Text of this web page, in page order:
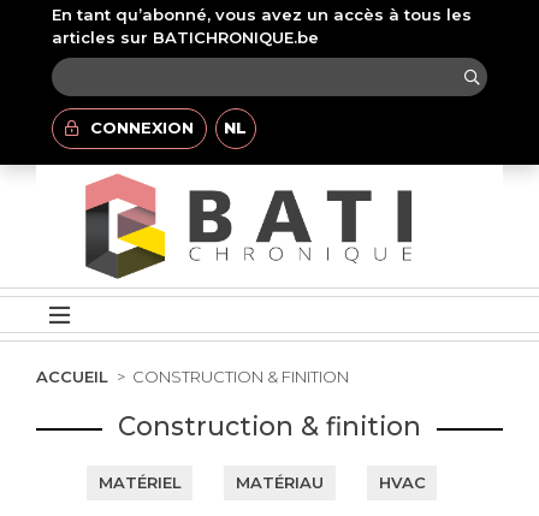
En tant qu’abonné, vous avez un accès à tous les
articles sur BATICHRONIQUE.be
CONNEXION NL
ACCUEIL CONSTRUCTION & FINITION
Construction & finition
MATÉRIEL MATÉRIAU HVAC